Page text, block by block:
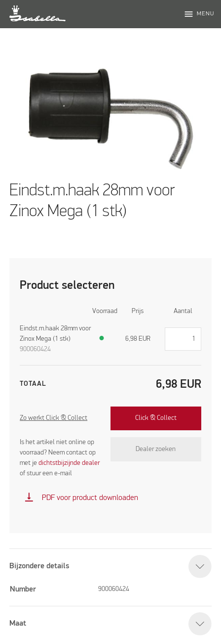
menu MENU
Eindst.m.haak 28mm voor
Zinox Mega (1 stk)
Product selecteren
Voorraad Prijs Aantal
Eindst.m.haak 28mm voor
Zinox Mega (1 stk)
900060424
● 6,98 EUR
TOTAAL 6,98 EUR
Zo werkt Click & Collect Click & Collect
Is het artikel niet online op
voorraad? Neem contact op
met jedichtstbijzijnde dealer
of stuur een e-mail
Dealer zoeken
vertical_align_bottom PDF voor product downloaden
Bijzondere details
Number 900060424
Maat